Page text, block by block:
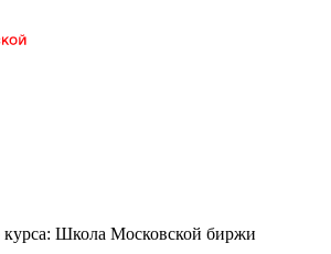
курса: Школа Московской биржи